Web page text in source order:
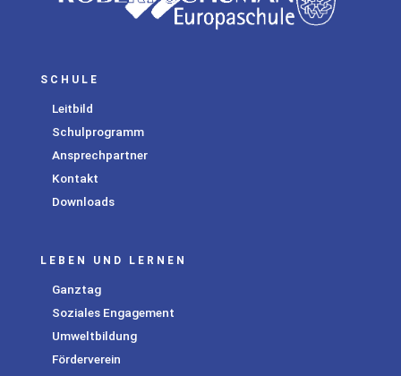
SCHULE
Leitbild
Schulprogramm
Ansprechpartner
Kontakt
Downloads
LEBEN UND LERNEN
Ganztag
Soziales Engagement
Umweltbildung
Förderverein